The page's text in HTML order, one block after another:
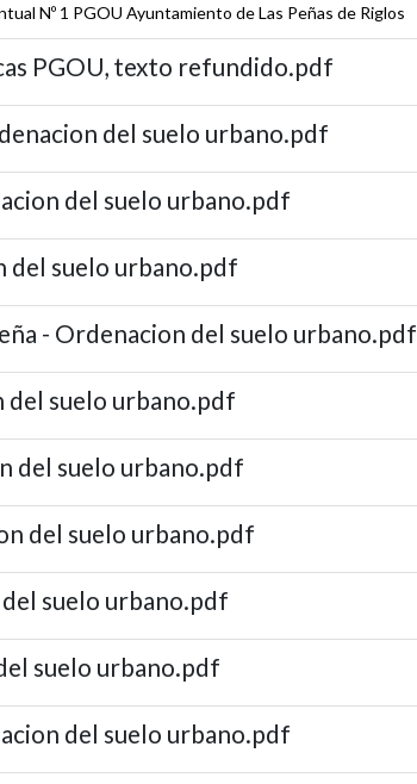
Nº 1 PGOU Ayuntamiento de Las Peñas de Riglos
PGOU, texto refundido.pdf
del suelo urbano.pdf
del suelo urbano.pdf
del suelo urbano.pdf
- Ordenacion del suelo urbano.pdf
del suelo urbano.pdf
del suelo urbano.pdf
del suelo urbano.pdf
suelo urbano.pdf
suelo urbano.pdf
del suelo urbano.pdf